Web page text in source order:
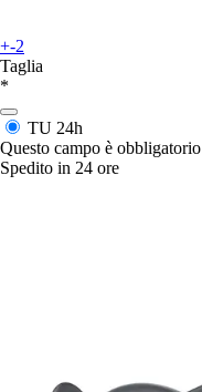
+-2
Taglia
*
TU 24h
Questo campo è obbligatorio
Spedito in 24 ore